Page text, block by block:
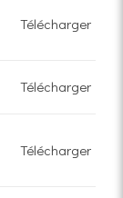
Télécharger
Télécharger
Télécharger